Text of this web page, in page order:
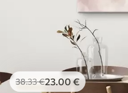
38.33€23.00 €